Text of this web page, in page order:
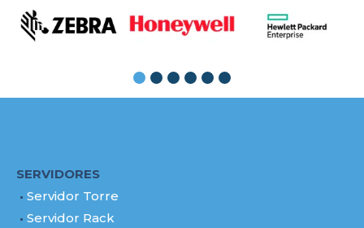
SERVIDORES
Servidor Torre
Servidor Rack